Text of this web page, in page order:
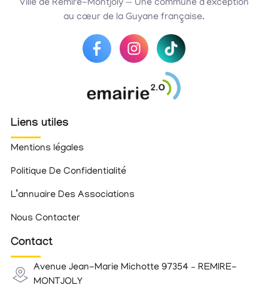
Ville de Rémire-Montjoly — Une commune d’exception
au cœur de la Guyane française.
Liens utiles
Mentions légales
Politique De Confidentialité
L’annuaire Des Associations
Nous Contacter
Contact
Avenue Jean-Marie Michotte 97354 – REMIRE-
MONTJOLY